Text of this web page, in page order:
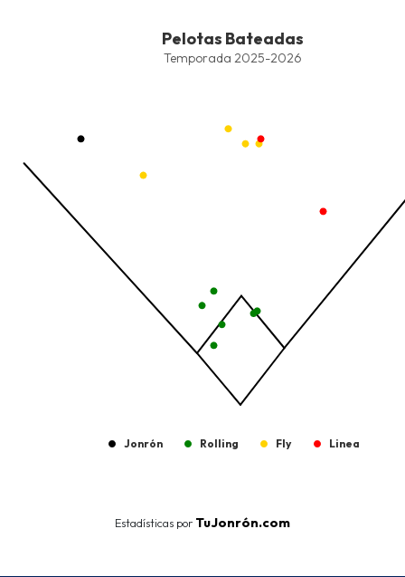
Combination chart with 8 data series.
The chart has 1 X axis displaying values. Data ranges from -
The chart has 1 Y axis displaying values. Data ranges from -
Pelotas Bateadas
Temporada 2025-2026
Jonrón Rolling Fly Linea
Estadísticas por TuJonrón.com